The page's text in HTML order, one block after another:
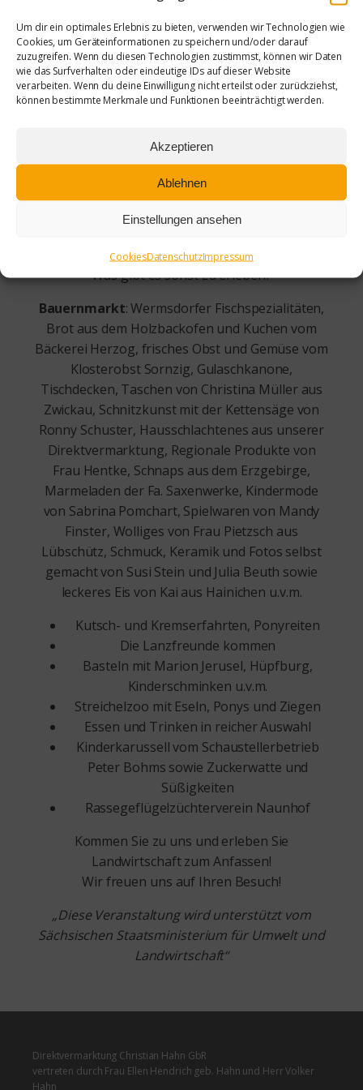
Um dir ein optimales Erlebnis zu bieten, verwenden wir Technologien wie
Cookies, um Geräteinformationen zu speichern und/oder darauf
zuzugreifen. Wenn du diesen Technologien zustimmst, können wir Daten
wie das Surfverhalten oder eindeutige IDs auf dieser Website
verarbeiten. Wenn du deine Einwilligung nicht erteilst oder zurückziehst,
können bestimmte Merkmale und Funktionen beeinträchtigt werden.
Akzeptieren
Ablehnen
Einstellungen ansehen
CookiesDatenschutzImpressum
Original Lauterbacher Dorfmusikanten
13:00 Uhr – 14:00 Uhr Schaubeschlagen mit dem
Trakehnergestüt Bahren
13:30 Uhr - 15:00 Uhr Spannendes
Hindernisfahren der Zweispänner
Roll & Boogie Woogie Connection SV Eintracht
Sermuth
15:30 Uhr - 15:50 Uhr Tanzsportzentrum
Muldental aus Grimma
16:00 Uhr - 18:00 Uhr Jazz mit den Neuseenländer
Was gibt es sonst zu erleben?
Bauernmarkt: Wermsdorfer Fischspezialitäten,
Brot aus dem Holzbackofen und Kuchen vom
Bäckerei Herzog, frisches Obst und Gemüse vom
Klosterobst Sornzig, Gulaschkanone,
Tischdecken, Taschen von Christina Müller aus
Zwickau, Schnitzkunst mit der Kettensäge von
Ronny Schuster, Hausschlachtenes aus unserer
Direktvermarktung, Regionale Produkte von
Frau Hentke, Schnaps aus dem Erzgebirge,
Marmeladen der Fa. Saxenwerke, Kindermode
von Sabrina Pomchart, Spielwaren von Mandy
Finster, Wolliges von Frau Pietzsch aus
Lübschütz, Schmuck, Keramik und Fotos selbst
gemacht von Susi Stein und Julia Beuth sowie
leckeres Eis von Kai aus Hainichen u.v.m.
Kutsch- und Kremserfahrten, Ponyreiten
Die Lanzfreunde kommen
Basteln mit Marion Jerusel, Hüpfburg,
Kinderschminken u.v.m.
Streichelzoo mit Eseln, Ponys und Ziegen
Essen und Trinken in reicher Auswahl
Kinderkarussell vom Schaustellerbetrieb
Peter Bohms sowie Zuckerwatte und
Süßigkeiten
Rassegeflügelzüchterverein Naunhof
Kommen Sie zu uns und erleben Sie
Landwirtschaft zum Anfassen!
Wir freuen uns auf Ihren Besuch!
„Diese Veranstaltung wird unterstützt vom
Sächsischen Staatsministerium für Umwelt und
Landwirtschaft“
Direktvermarktung Christian Hahn GbR
vertreten durch Frau Ellen Hendrich geb. Hahn und Herr Volker
Hahn